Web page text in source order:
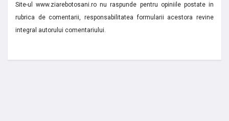
Site-ul www.ziarebotosani.ro nu raspunde pentru opiniile postate in
rubrica de comentarii, responsabilitatea formularii acestora revine
integral autorului comentariului.